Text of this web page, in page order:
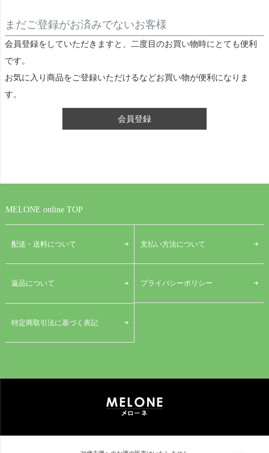
まだご登録がお済みでないお客様
会員登録をしていただきますと、二度目のお買い物時にとても便利
です。
お気に入り商品をご登録いただけるなどお買い物が便利になりま
す。
会員登録
MELONE online TOP
配送・送料について 支払い方法について
返品について プライバシーポリシー
特定商取引法に基づく表記